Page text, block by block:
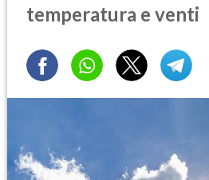
temperatura e venti